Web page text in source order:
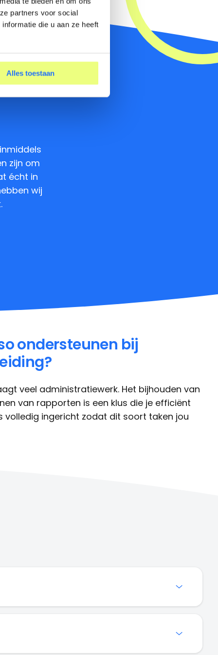
partners voor social
die u aan ze heeft
Alles toestaan
jou
zijn om
écht in
wij
ondersteunen bij
veel administratiewerk. Het bijhouden van
van rapporten is een klus die je efficiënt
volledig ingericht zodat dit soort taken jou